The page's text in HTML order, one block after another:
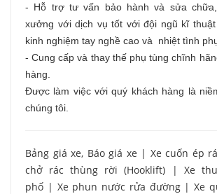
- Hỗ trợ tư vấn bảo hành và sửa
xưởng với dịch vụ tốt với đội ngũ kĩ thuật
kinh nghiệm tay nghề cao và nhiệt tình
- Cung cấp và thay thế phụ tùng chĩnh
hàng.
Được làm việc với quý khách hàng là
chúng tôi.
Bảng giá xe, Báo giá xe | Xe cuốn ép
chở rác thùng rời (Hooklift) | Xe
phố | Xe phun nước rửa đường| Xe